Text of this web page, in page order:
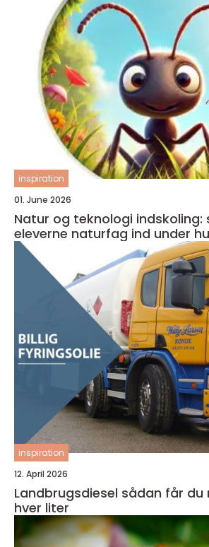
inspiration
01. June 2026
Natur og teknologi indskoling:
eleverne naturfag ind under
inspiration
12. April 2026
Landbrugsdiesel sådan får du mest ud af
hver liter